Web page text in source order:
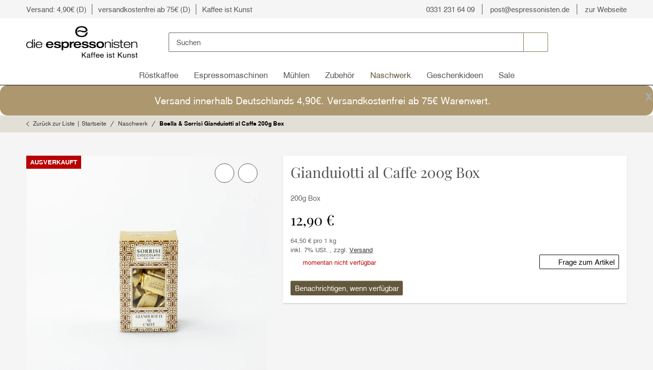
Versand: 4,90€ (D) versandkostenfrei ab 75€ (D) Kaffee ist Kunst 0331 231 64 09 post@espressonisten.de zur Webseite
Röstkaffee Espressomaschinen Mühlen Zubehör Naschwerk Geschenkideen Sale
x
Versand innerhalb Deutschlands 4,90€. Versandkostenfrei ab 75€ Warenwert.
Zurück zur Liste Startseite Naschwerk Boella & Sorrisi Gianduiotti al Caffe 200g Box
AUSVERKAUFT
Gianduiotti al Caffe 200g Box
200g Box
12,90 €
64,50 € pro 1 kg
inkl. 7% USt. , zzgl.Versand
momentan nicht verfügbar
Frage zum Artikel
Benachrichtigen, wenn verfügbar